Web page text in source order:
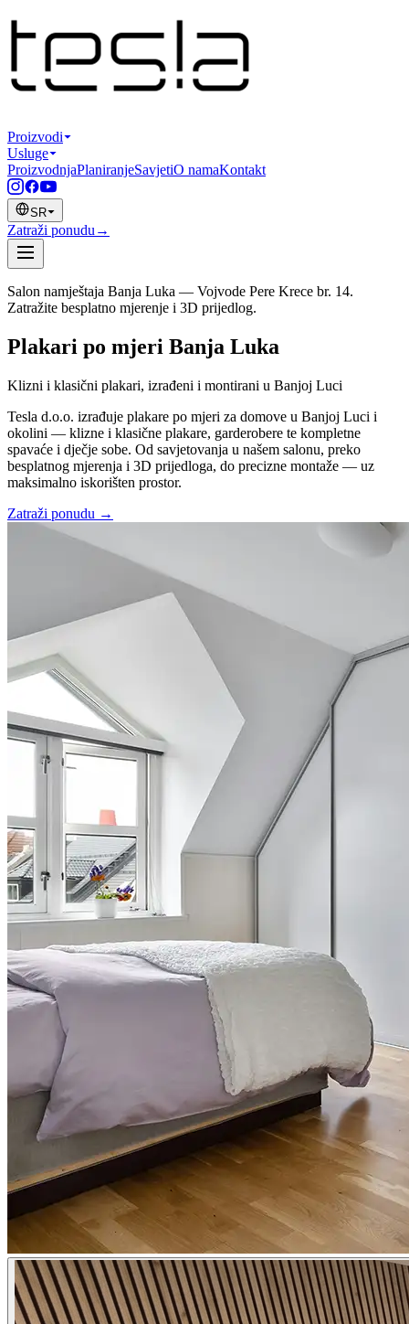
Proizvodi
Usluge
ProizvodnjaPlaniranjeSavjetiO namaKontakt
SR
Zatraži ponudu →
Salon namještaja Banja Luka — Vojvode Pere Krece br. 14.
Zatražite besplatno mjerenje i 3D prijedlog.
Plakari po mjeri Banja Luka
Klizni i klasični plakari, izrađeni i montirani u Banjoj Luci
Tesla d.o.o. izrađuje plakare po mjeri za domove u Banjoj Luci i
okolini — klizne i klasične plakare, garderobere te kompletne
spavaće i dječje sobe. Od savjetovanja u našem salonu, preko
besplatnog mjerenja i 3D prijedloga, do precizne montaže — uz
maksimalno iskorišten prostor.
Zatraži ponudu →